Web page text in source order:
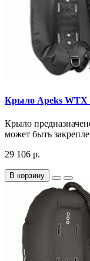
Крыло Apeks WTX
Крыло
может быть
29 106 р.
В корзину